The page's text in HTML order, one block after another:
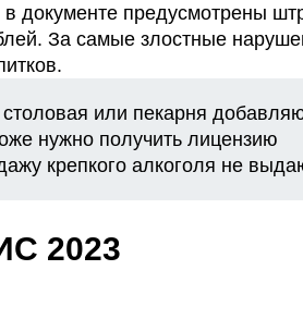
в документе предусмотрены
За самые злостные
или пекарня
нужно получить лицензию
крепкого алкоголя не
2023